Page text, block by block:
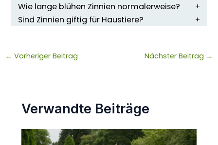
Wie lange blühen Zinnien normalerweise?
Sind Zinnien giftig für Haustiere?
← Vorheriger Beitrag Nächster Beitrag →
Verwandte Beiträge